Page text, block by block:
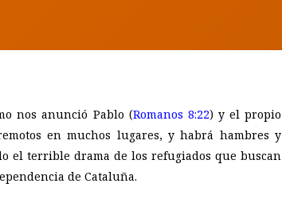
nos anunció Pablo (Romanos 8:22) y el propio
en muchos lugares, y habrá hambres y
el terrible drama de los refugiados que buscan
de Cataluña.